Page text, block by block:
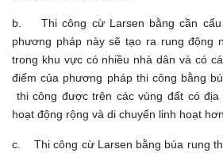
b. Thi công cừ Larsen bằng cần cẩu
phương pháp này sẽ tạo ra rung động
trong khu vực có nhiều nhà dân và có
điểm của phương pháp thi công bằng
thi công được trên các vùng đất có
hoạt động rộng và di chuyển linh hoạt hơn
c. Thi công cừ Larsen bằng búa rung